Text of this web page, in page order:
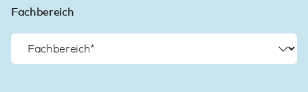
Fachbereich